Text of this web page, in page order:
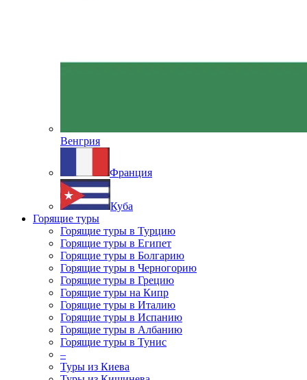
Венгрия
Франция
Куба
Горящие туры
Горящие туры в Турцию
Горящие туры в Египет
Горящие туры в Болгарию
Горящие туры в Черногорию
Горящие туры в Грецию
Горящие туры на Кипр
Горящие туры в Италию
Горящие туры в Испанию
Горящие туры в Албанию
Горящие туры в Тунис
–
Туры из Киева